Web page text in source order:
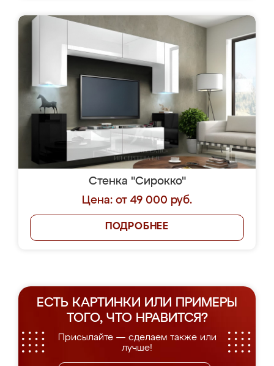
Стенка "Сирокко"
Цена: от 49 000 руб.
ПОДРОБНЕЕ
ЕСТЬ КАРТИНКИ ИЛИ ПРИМЕРЫ
ТОГО, ЧТО НРАВИТСЯ?
Присылайте — сделаем также или
лучше!